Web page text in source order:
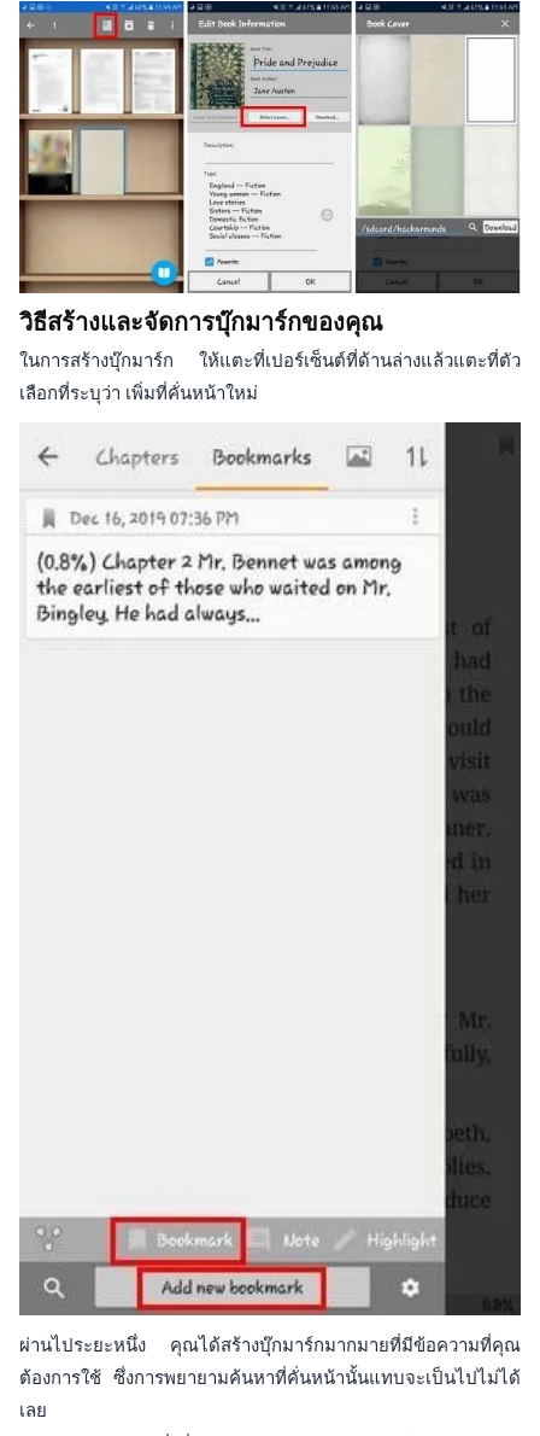
วิธีสร้างและจัดการบุ๊กมาร์กของคุณ
ในการสร้างบุ๊กมาร์ก ให้แตะที่เปอร์เซ็นต์ที่ด้านล่างแล้วแตะที่ตัว
เลือกที่ระบุว่า เพิ่มที่คั่นหน้าใหม่
ผ่านไประยะหนึ่ง คุณได้สร้างบุ๊กมาร์กมากมายที่มีข้อความที่คุณ
ต้องการใช้ ซึ่งการพยายามค้นหาที่คั่นหน้านั้นแทบจะเป็นไปไม่ได้
เลย